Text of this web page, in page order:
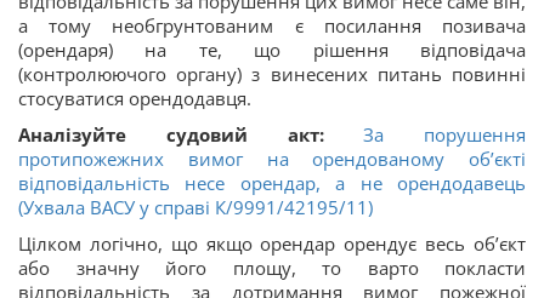
а тому необгрунтованим є посилання позивача
(орендаря) на те, що рішення відповідача
(контролюючого органу) з винесених питань повинні
стосуватися орендодавця.
Аналізуйте судовий акт:
За порушення
протипожежних вимог на орендованому об’єкті
відповідальність несе орендар, а не орендодавець
(Ухвала ВАСУ у справі К/9991/42195/11)
Цілком логічно, що якщо орендар орендує весь об’єкт
або значну його площу, то варто покласти
відповідальність за дотримання вимог пожежної